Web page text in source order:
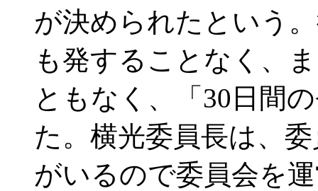
が決められたという
も発することなく、
ともなく、「30日間
た。横光委員長は、
がいるので委員会を